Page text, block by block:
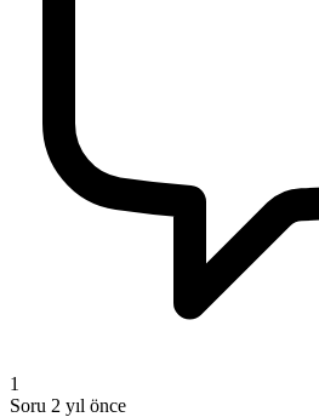
1
Soru 2 yıl önce